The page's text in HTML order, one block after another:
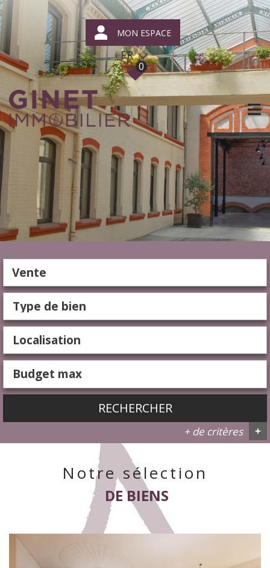
MON ESPACE
FR
0
Vente
10KM 25KM
RECHERCHER
+ de critères +
Notre sélection
DE BIENS